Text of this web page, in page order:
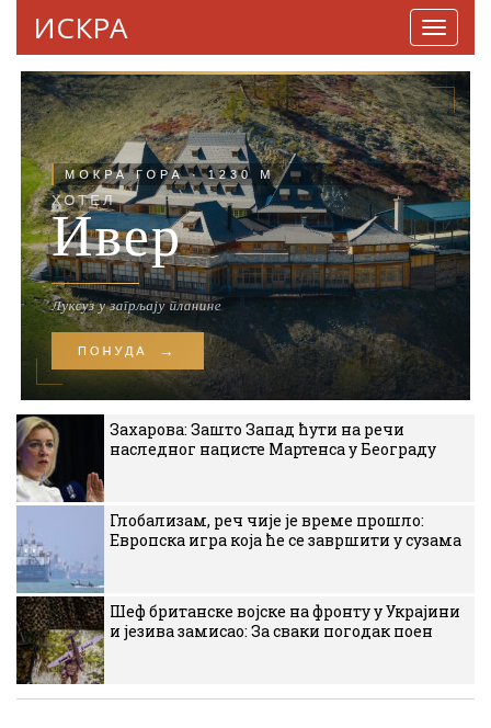
ИСКРА
Захарова: Зашто Запад ћути на речи
наследног нацисте Мартенса у Београду
Глобализам, реч чије је време прошло:
Европска игра која ће се завршити у сузама
Шеф британске војске на фронту у Украјини
и језива замисао: За сваки погодак поен